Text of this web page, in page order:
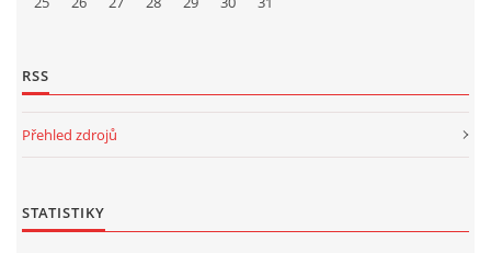
RSS
Přehled zdrojů
STATISTIKY